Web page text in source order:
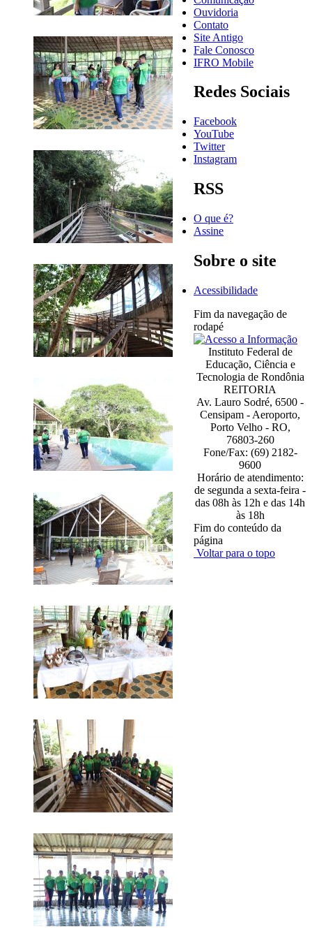
Ouvidoria
Contato
Site Antigo
Fale Conosco
IFRO Mobile
Redes Sociais
Facebook
YouTube
Twitter
Instagram
RSS
O que é?
Assine
Sobre o site
Acessibilidade
Fim da navegação de
rodapé
Instituto Federal de
Educação, Ciência e
Tecnologia de Rondônia
REITORIA
Av. Lauro Sodré, 6500 -
Censipam - Aeroporto,
Porto Velho - RO,
76803-260
Fone/Fax: (69) 2182-
9600
Horário de atendimento:
de segunda a sexta-feira -
das 08h às 12h e das 14h
às 18h
Fim do conteúdo da
página
Voltar para o topo